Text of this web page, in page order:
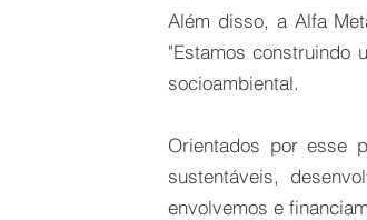
Além disso, a Alfa
"Estamos construindo
socioambiental.
Orientados por esse
sustentáveis,
envolvemos e